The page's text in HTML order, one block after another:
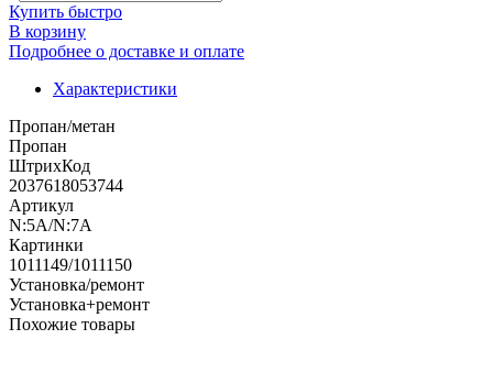
Купить быстро
В корзину
Подробнее о доставке и оплате
Характеристики
Пропан/метан
Пропан
ШтрихКод
2037618053744
Артикул
N:5A/N:7A
Картинки
1011149/1011150
Установка/ремонт
Установка+ремонт
Похожие товары